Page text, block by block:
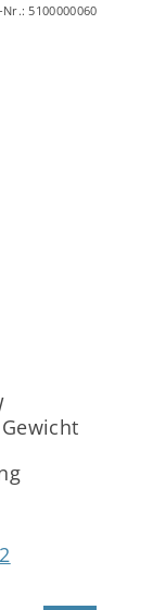
Nr.:5100000060